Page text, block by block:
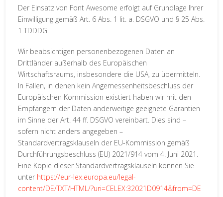
Der Einsatz von Font Awesome erfolgt auf Grundlage Ihrer
Einwilligung gemäß Art. 6 Abs. 1 lit. a. DSGVO und § 25 Abs.
1 TDDDG.
Wir beabsichtigen personenbezogenen Daten an
Drittländer außerhalb des Europäischen
Wirtschaftsraums, insbesondere die USA, zu übermitteln.
In Fällen, in denen kein Angemessenheitsbeschluss der
Europäischen Kommission existiert haben wir mit den
Empfängern der Daten anderweitige geeignete Garantien
im Sinne der Art. 44 ff. DSGVO vereinbart. Dies sind –
sofern nicht anders angegeben –
Standardvertragsklauseln der EU-Kommission gemäß
Durchführungsbeschluss (EU) 2021/914 vom 4. Juni 2021.
Eine Kopie dieser Standardvertragsklauseln können Sie
unter https://eur-lex.europa.eu/legal-
content/DE/TXT/HTML/?uri=CELEX:32021D0914&from=DE